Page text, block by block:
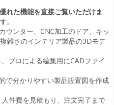
れた機能を直接ご覧いただけま
。
ウンター、CNC加工のドア、キッ
雑さのインテリア製品の3Dモデ
プロによる編集用にCADファイ
で分かりやすい製品設置図を作成
件費を見積もり、注文完了まで